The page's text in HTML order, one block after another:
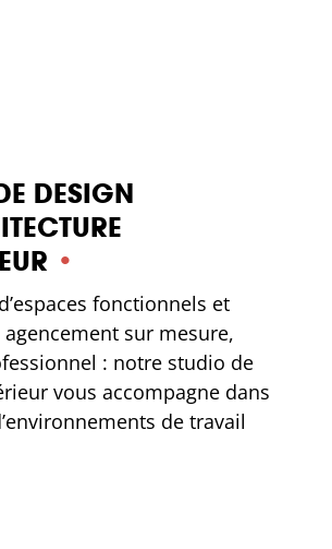
DESIGN
•
fonctionnels et
sur mesure,
: notre studio de
vous accompagne dans
de travail